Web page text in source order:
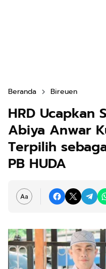
Beranda Bireuen
HRD Ucapkan
Abiya Anwar
Terpilih
PB HUDA